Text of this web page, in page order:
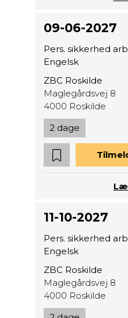
09-06-2027
Pers. sikkerhed
Engelsk
ZBC Roskilde
Maglegårdsvej 8
4000 Roskilde
2 dage
11-10-2027
Pers. sikkerhed
Engelsk
ZBC Roskilde
Maglegårdsvej 8
4000 Roskilde